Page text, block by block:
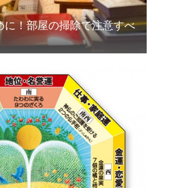
に！部屋の掃除で注意すべ